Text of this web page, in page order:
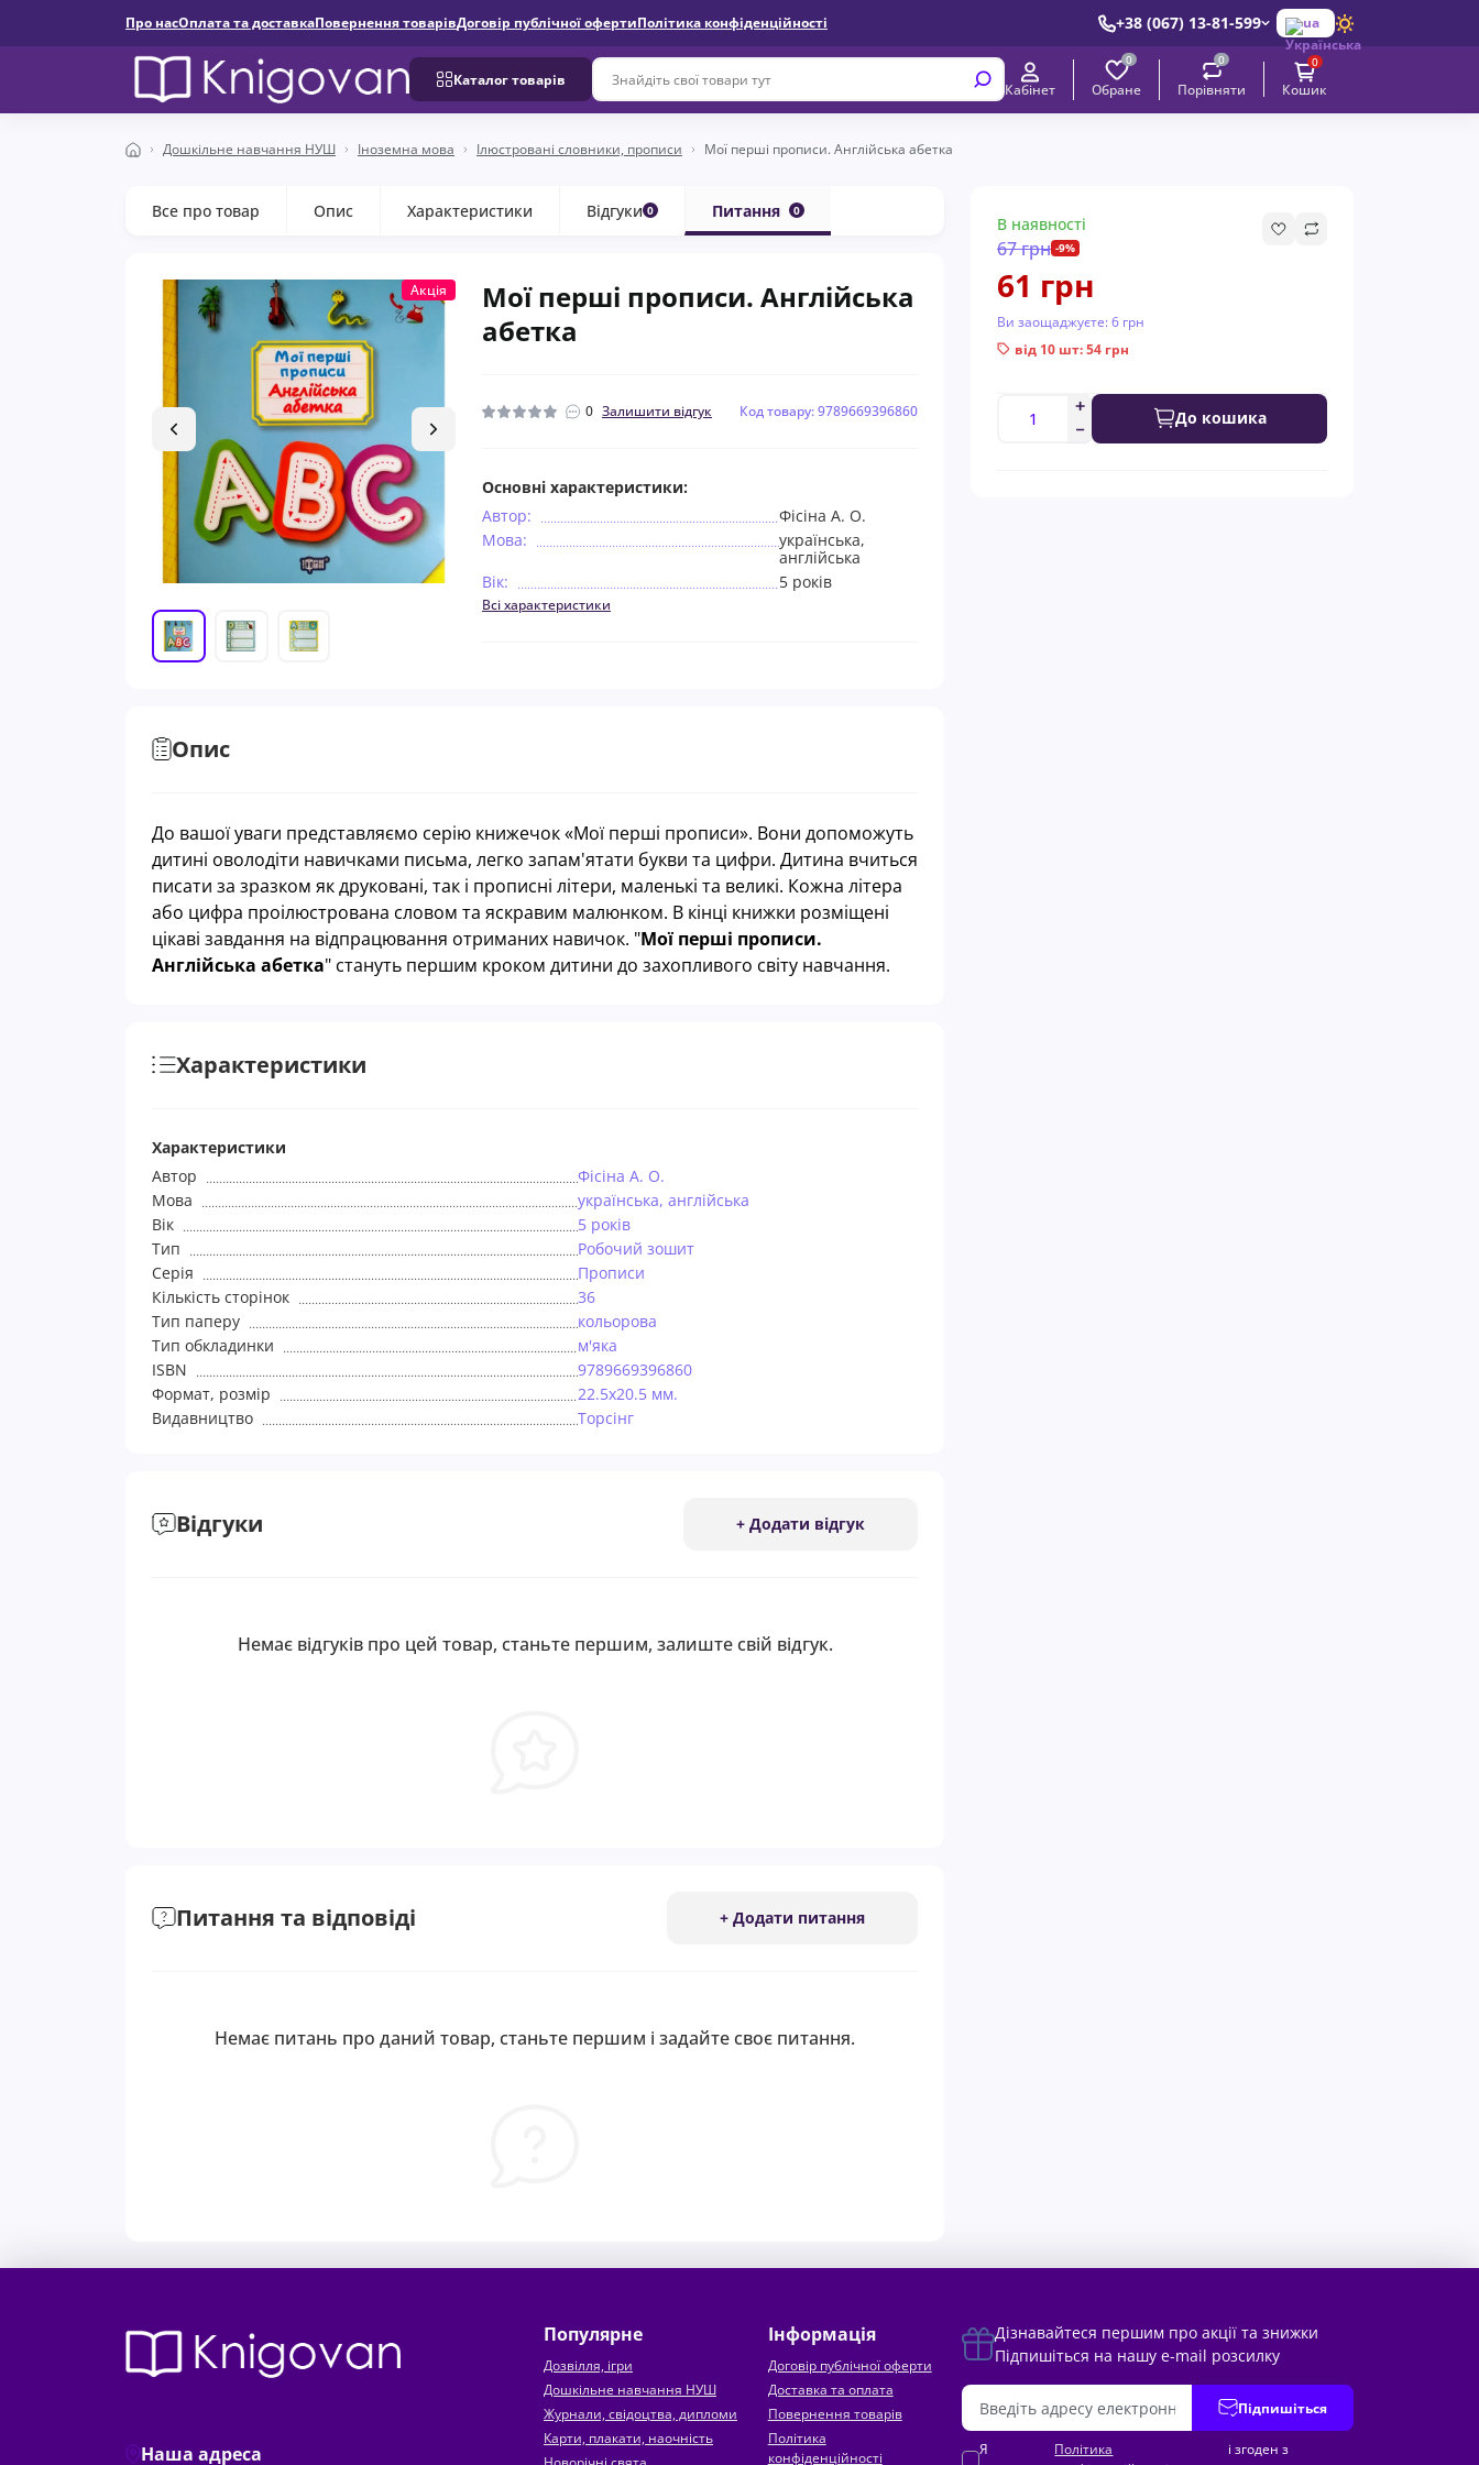
Про насОплата та доставкаПовернення товарівДоговір публічної офертиПолітика конфіденційності +38 (067) 13-81-599 ua
Каталог товарів
Кабінет
0
Обране
0
Порівняти
0
Кошик
Дошкільне навчання НУШ Іноземна мова Ілюстровані словники, прописи Мої перші прописи. Англійська абетка
Все про товар Опис Характеристики Відгуки 0 Питання 0
Акція
Мої перші прописи. Англійська
абетка
0 Залишити відгук Код товару: 9789669396860
В наявності
67 грн -9%
61 грн
Ви заощаджуєте:6 грн
від 10 шт: 54 грн
До кошика
Основні характеристики:
Автор:
Фісіна А. О.
Мова:
українська,
англійська
Вік:
5 років
Всі характеристики
Опис
До вашої уваги представляємо серію книжечок «Мої перші прописи». Вони допоможуть
дитині оволодіти навичками письма, легко запам'ятати букви та цифри. Дитина вчиться
писати за зразком як друковані, так і прописні літери, маленькі та великі. Кожна літера
або цифра проілюстрована словом та яскравим малюнком. В кінці книжки розміщені
цікаві завдання на відпрацювання отриманих навичок. "Мої перші прописи.
Англійська абетка" стануть першим кроком дитини до захопливого світу навчання.
Характеристики
Характеристики
Автор
Фісіна А. О.
Мова
українська, англійська
Вік
5 років
Тип
Робочий зошит
Серія
Прописи
Кількість сторінок
36
Тип паперу
кольорова
Тип обкладинки
м'яка
ISBN
9789669396860
Формат, розмір
22.5х20.5 мм.
Видавництво
Торсiнг
Відгуки + Додати відгук
Немає відгуків про цей товар, станьте першим, залиште свій відгук.
Питання та відповіді + Додати питання
Немає питань про даний товар, станьте першим і задайте своє питання.
Наша адреса
Популярне
Дозвілля, ігри
Дошкільне навчання НУШ
Журнали, свідоцтва, дипломи
Карти, плакати, наочність
Інформація
Договір публічної оферти
Доставка та оплата
Повернення товарів
Політика
конфіденційності
Дізнавайтеся першим про акції та знижки
Підпишіться на нашу e-mail розсилку
Підпишіться
Я
Політика
і згоден з